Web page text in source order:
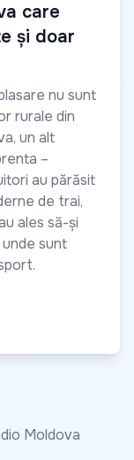
care
și doar
nu sunt
rurale din
un alt
–
au părăsit
de trai,
ales să-și
sunt
Moldova